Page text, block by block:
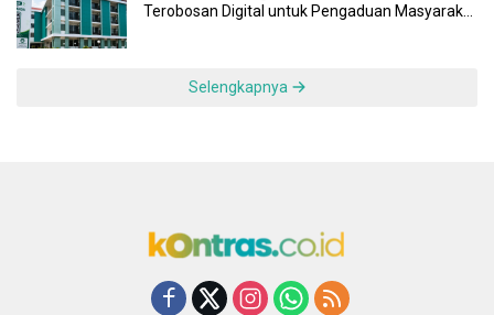
Terobosan Digital untuk Pengaduan Masyarakat
Selengkapnya